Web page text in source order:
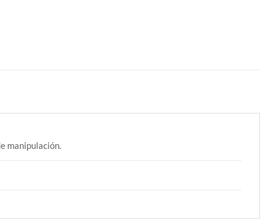
manipulación.